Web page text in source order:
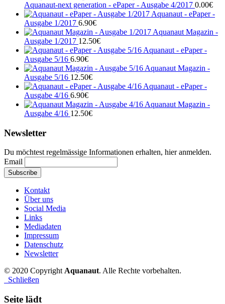
Aquanaut-next generation - ePaper - Ausgabe 4/2017 0.00€
Aquanaut - ePaper -
Ausgabe 1/2017 6.90€
Aquanaut Magazin -
Ausgabe 1/2017 12.50€
Aquanaut - ePaper -
Ausgabe 5/16 6.90€
Aquanaut Magazin -
Ausgabe 5/16 12.50€
Aquanaut - ePaper -
Ausgabe 4/16 6.90€
Aquanaut Magazin -
Ausgabe 4/16 12.50€
Newsletter
Du möchtest regelmässige Informationen erhalten, hier anmelden.
Email
Kontakt
Über uns
Social Media
Links
Mediadaten
Impressum
Datenschutz
Newsletter
© 2020 CopyrightAquanaut. Alle Rechte vorbehalten.
Schließen
Seite lädt